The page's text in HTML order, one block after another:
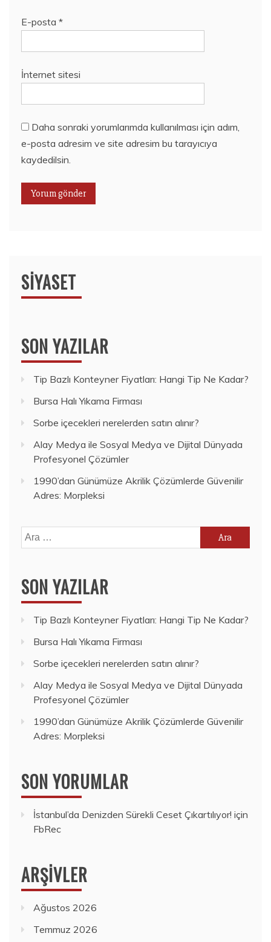
E-posta *
İnternet sitesi
Daha sonraki yorumlarımda kullanılması için adım,
e-posta adresim ve site adresim bu tarayıcıya
kaydedilsin.
SIYASET
SON YAZILAR
Tip Bazlı Konteyner Fiyatları: Hangi Tip Ne Kadar?
Bursa Halı Yıkama Firması
Sorbe içecekleri nerelerden satın alınır?
Alay Medya ile Sosyal Medya ve Dijital Dünyada
Profesyonel Çözümler
1990’dan Günümüze Akrilik Çözümlerde Güvenilir
Adres: Morpleksi
Arama:
SON YAZILAR
Tip Bazlı Konteyner Fiyatları: Hangi Tip Ne Kadar?
Bursa Halı Yıkama Firması
Sorbe içecekleri nerelerden satın alınır?
Alay Medya ile Sosyal Medya ve Dijital Dünyada
Profesyonel Çözümler
1990’dan Günümüze Akrilik Çözümlerde Güvenilir
Adres: Morpleksi
SON YORUMLAR
İstanbul’da Denizden Sürekli Ceset Çıkartılıyor! için
FbRec
ARŞIVLER
Ağustos 2026
Temmuz 2026